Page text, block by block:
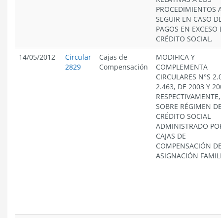
PROCEDIMIENTOS
SEGUIR EN CASO
PAGOS EN EXCESO
CRÉDITO SOCIAL.
14/05/2012
Circular
2829
Cajas de
Compensación
MODIFICA Y
COMPLEMENTA
CIRCULARES N°S
2.463, DE 2003 Y
RESPECTIVAMENTE,
SOBRE RÉGIMEN
CRÉDITO SOCIAL
ADMINISTRADO
CAJAS DE
COMPENSACIÓN
ASIGNACIÓN